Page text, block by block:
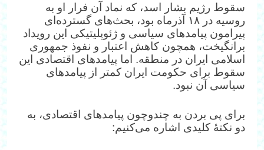
سقوط رژیم بشار اسد، که نماد آن فرار او به
روسیه در ۱۸ آذرماه بود، بحث‌های گسترده‌ای
پیرامون پیامدهای سیاسی و ژئوپلیتیکی این رویداد
برانگیخت، همچون کاهش اعتبار و نفوذ جمهوری
اسلامی ایران در منطقه. اما پیامدهای اقتصادی این
سقوط برای حکومت ایران کمتر از پیامدهای
سیاسی آن نبود.
برای پی بردن به چندوچون پیامدهای اقتصادی، به
دو نکتهٔ کلیدی اشاره می‌کنیم: